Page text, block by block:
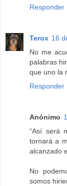
Responder
Terox 16
No me
palabras
que uno la
Responder
Anónimo
“Así será
tornará a
alcanzado
No
somos